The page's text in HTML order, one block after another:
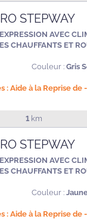
STEPWAY
AVEC
CHAUFFANTS ET
Couleur : Gris
: Aide à la Reprise de
1 km
STEPWAY
AVEC
CHAUFFANTS ET
Couleur :
: Aide à la Reprise de